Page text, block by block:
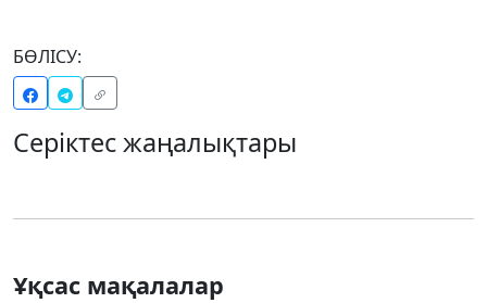
БӨЛІСУ:
Серіктес жаңалықтары
Ұқсас мақалалар